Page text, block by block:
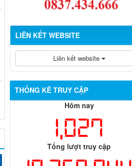
LIÊN KẾT WEBSITE
Liên kết website
THỐNG KÊ TRUY CẬP
Hôm nay
1,027
Tổng lượt truy cập